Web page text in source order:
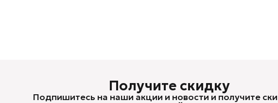
Получите скидку
Подпишитесь на наши акции и новости и получите